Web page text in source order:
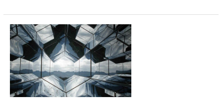
:
comprendre
les
réseaux
de
neurones
artificiels
(artificial
neural